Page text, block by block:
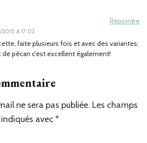
à 17:02
Répondre
faite plusieurs fois et avec des variantes:
pécan c’est excellent également!
ne sera pas publiée. Les champs
avec *